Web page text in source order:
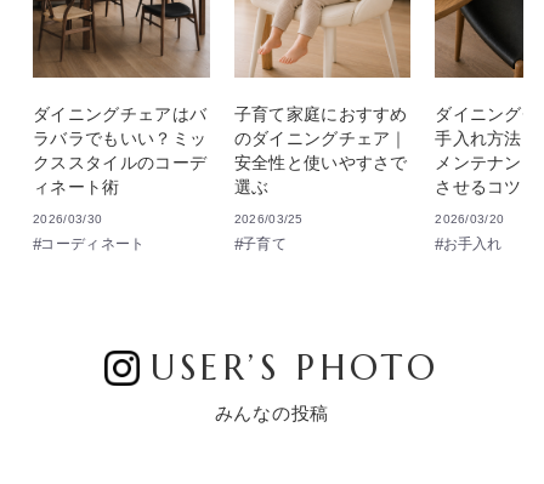
ダイニングチェアはバ
ラバラでもいい？ミッ
クススタイルのコーデ
ィネート術
2026/03/30
コーディネート
子育て家庭におすすめ
のダイニングチェア｜
安全性と使いやすさで
選ぶ
2026/03/25
子育て
ダイニング
手入れ方法｜
メンテナン
させるコツ
2026/03/20
お手入れ
USER’S PHOTO
みんなの投稿